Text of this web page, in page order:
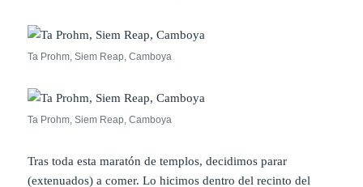
Ta Prohm, Siem Reap, Camboya
Ta Prohm, Siem Reap, Camboya
Tras toda esta maratón de templos, decidimos parar
(extenuados) a comer. Lo hicimos dentro del recinto del